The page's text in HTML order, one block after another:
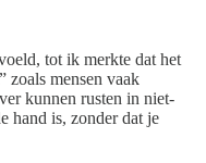
tot ik merkte dat het
zoals mensen vaak
kunnen rusten in niet-
hand is, zonder dat je